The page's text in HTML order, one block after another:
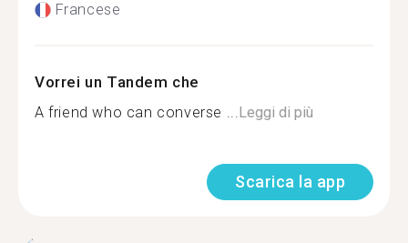
Francese
Vorrei un Tandem che
A friend who can converse ...Leggi di più
Scarica la app